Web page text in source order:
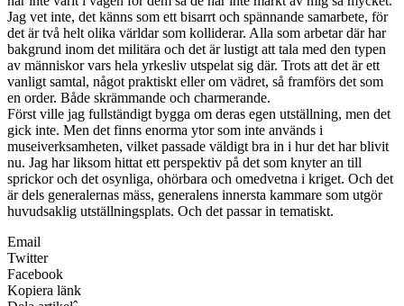
Jag vet inte, det känns som ett bisarrt och spännande samarbete, för
det är två helt olika världar som kolliderar. Alla som arbetar där har
bakgrund inom det militära och det är lustigt att tala med den typen
av människor vars hela yrkesliv utspelat sig där. Trots att det är ett
vanligt samtal, något praktiskt eller om vädret, så framförs det som
en order. Både skrämmande och charmerande.
Först ville jag fullständigt bygga om deras egen utställning, men det
gick inte. Men det finns enorma ytor som inte används i
museiverksamheten, vilket passade väldigt bra in i hur det har blivit
nu. Jag har liksom hittat ett perspektiv på det som knyter an till
sprickor och det osynliga, ohörbara och omedvetna i kriget. Och det
är dels generalernas mäss, generalens innersta kammare som utgör
huvudsaklig utställningsplats. Och det passar in tematiskt.
Email
Twitter
Facebook
Kopiera länk